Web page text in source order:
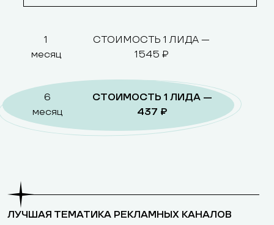
1
месяц
СТОИМОСТЬ 1 ЛИДА —
1545 ₽
6
месяц
СТОИМОСТЬ 1 ЛИДА —
437 ₽
ЛУЧШАЯ ТЕМАТИКА РЕКЛАМНЫХ КАНАЛОВ